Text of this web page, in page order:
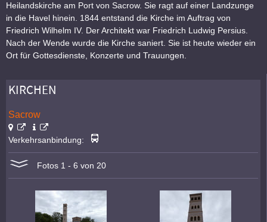
Heilandskirche am Port von Sacrow. Sie ragt auf einer Landzunge
in die Havel hinein. 1844 entstand die Kirche im Auftrag von
Friedrich Wilhelm IV. Der Architekt war Friedrich Ludwig Persius.
Nach der Wende wurde die Kirche saniert. Sie ist heute wieder ein
Ort für Gottesdienste, Konzerte und Trauungen.
KIRCHEN
Sacrow
Verkehrsanbindung:
Fotos 1 - 6 von 20